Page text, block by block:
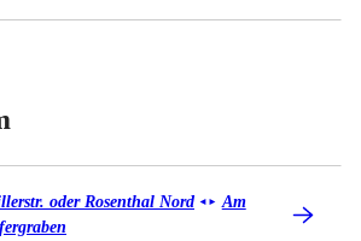
oder Rosenthal Nord ◄ ►
Am